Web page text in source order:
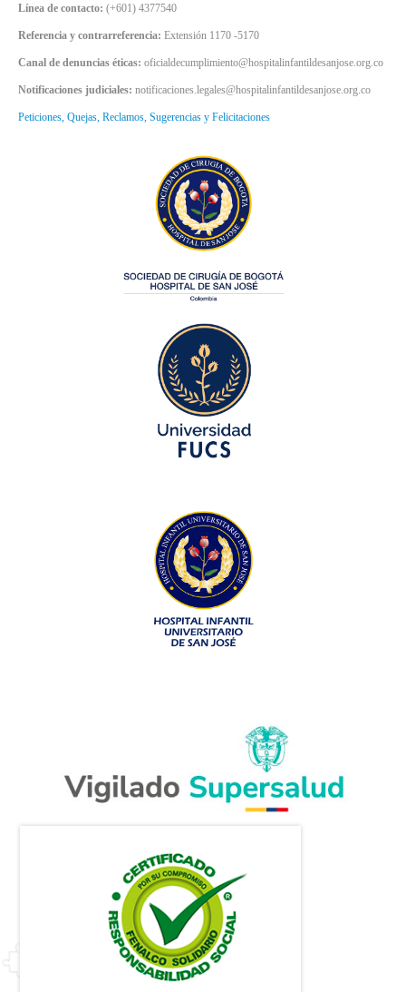
Línea de contacto: (+601) 4377540
Referencia y contrarreferencia: Extensión 1170 -5170
Canal de denuncias éticas: oficialdecumplimiento@hospitalinfantildesanjose.org.co
Notificaciones judiciales: notificaciones.legales@hospitalinfantildesanjose.org.co
Peticiones, Quejas, Reclamos, Sugerencias y Felicitaciones